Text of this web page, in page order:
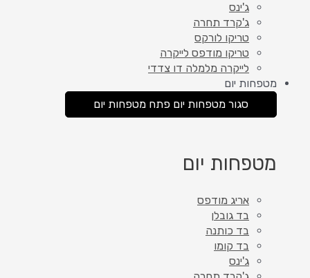
ג'ינס
ג'קרד תחרה
טריקו לורקס
טריקו מודפס לייקרה
לייקרה מלמלה דו צדדי
מטפחות יום
סגור מטפחות יום פתח מטפחות יום
מטפחות יום
אריג מודפס
בד גובלן
בד כותנה
בד קומו
ג'ינס